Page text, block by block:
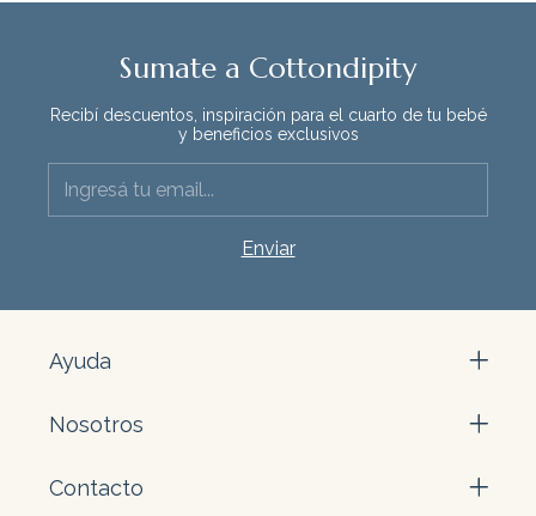
Sumate a Cottondipity
Recibí descuentos, inspiración para el cuarto de tu bebé
y beneficios exclusivos
Ayuda
Nosotros
Contacto